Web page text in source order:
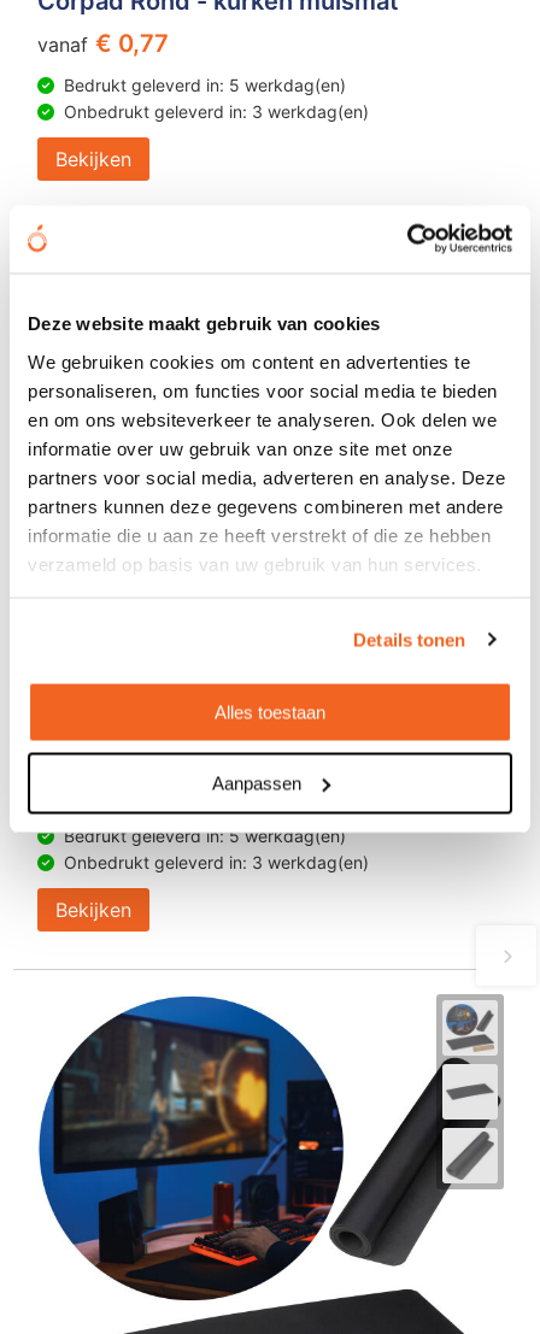
Deze website maakt gebruik van cookies
We gebruiken cookies om content en advertenties te
personaliseren, om functies voor social media te bieden
en om ons websiteverkeer te analyseren. Ook delen we
informatie over uw gebruik van onze site met onze
partners voor social media, adverteren en analyse. Deze
partners kunnen deze gegevens combineren met andere
informatie die u aan ze heeft verstrekt of die ze hebben
verzameld op basis van uw gebruik van hun services.
Details tonen
Alles toestaan
Aanpassen
vanaf € 0,77
Bedrukt geleverd in: 5 werkdag(en)
Onbedrukt geleverd in: 3 werkdag(en)
Bekijken
Subomat XL - sublimatie muismat
Bedrukt geleverd in: 5 werkdag(en)
Onbedrukt geleverd in: 3 werkdag(en)
Bekijken